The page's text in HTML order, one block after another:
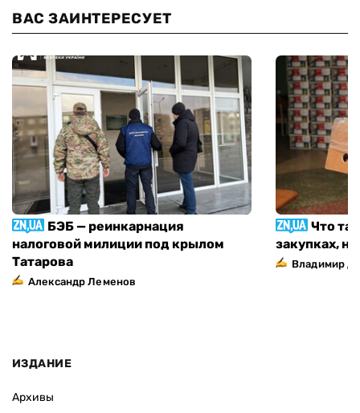
ВАС ЗАИНТЕРЕСУЕТ
БЭБ — реинкарнация
налоговой милиции под крылом
Татарова
Александр Леменов
Что
закупках,
Владимир
ИЗДАНИЕ
Архивы